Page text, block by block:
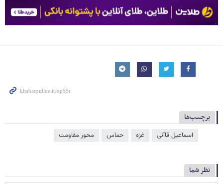
برچسب‌ها
اسماعیل قاآنی غزه حماس محور مقاومت
نظر شما